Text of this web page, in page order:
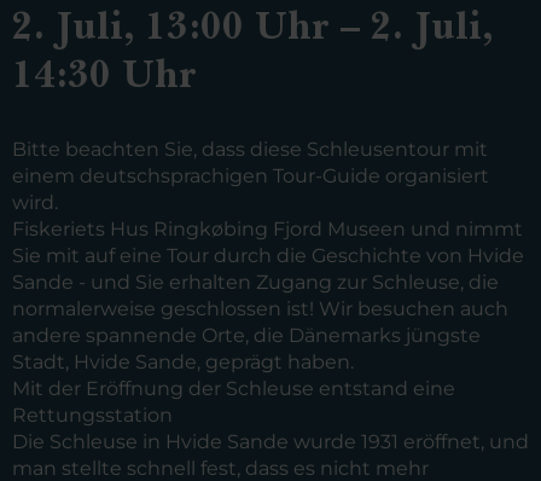
2. Juli, 13:00 Uhr – 2. Juli,
14:30 Uhr
Bitte beachten Sie, dass diese Schleusentour mit
einem deutschsprachigen Tour-Guide organisiert
wird.
Fiskeriets Hus Ringkøbing Fjord Museen und nimmt
Sie mit auf eine Tour durch die Geschichte von Hvide
Sande - und Sie erhalten Zugang zur Schleuse, die
normalerweise geschlossen ist! Wir besuchen auch
andere spannende Orte, die Dänemarks jüngste
Stadt, Hvide Sande, geprägt haben.
Mit der Eröffnung der Schleuse entstand eine
Rettungsstation
Die Schleuse in Hvide Sande wurde 1931 eröffnet, und
man stellte schnell fest, dass es nicht mehr